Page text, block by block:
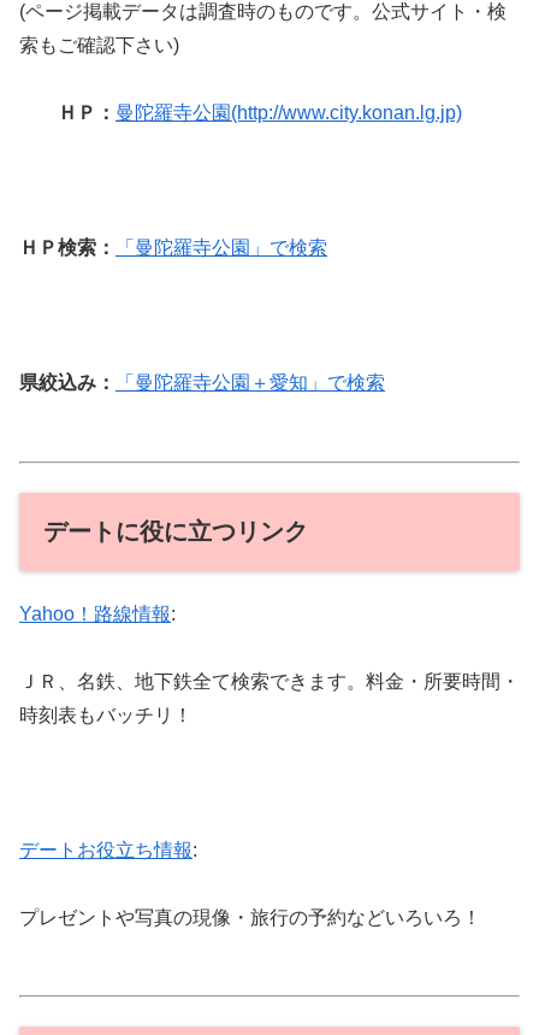
(ページ掲載データは調査時のものです。公式サイト・検
索もご確認下さい)
ＨＰ： 曼陀羅寺公園(http://www.city.konan.lg.jp)
ＨＰ検索： 「曼陀羅寺公園」で検索
県絞込み： 「曼陀羅寺公園＋愛知」で検索
デートに役に立つリンク
Yahoo！路線情報:
ＪＲ、名鉄、地下鉄全て検索できます。料金・所要時間・
時刻表もバッチリ！
デートお役立ち情報:
プレゼントや写真の現像・旅行の予約などいろいろ！